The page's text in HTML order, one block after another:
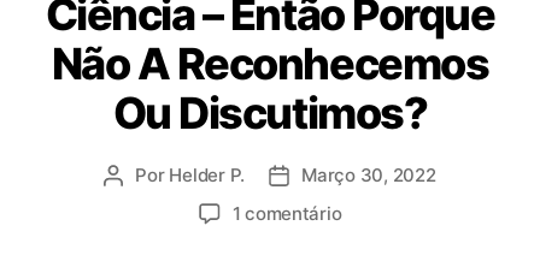
Ciência – Então Porque
Não A Reconhecemos
Ou Discutimos?
Autor
Por Helder P.
DataMarço 30, 2022
1 comentárioem